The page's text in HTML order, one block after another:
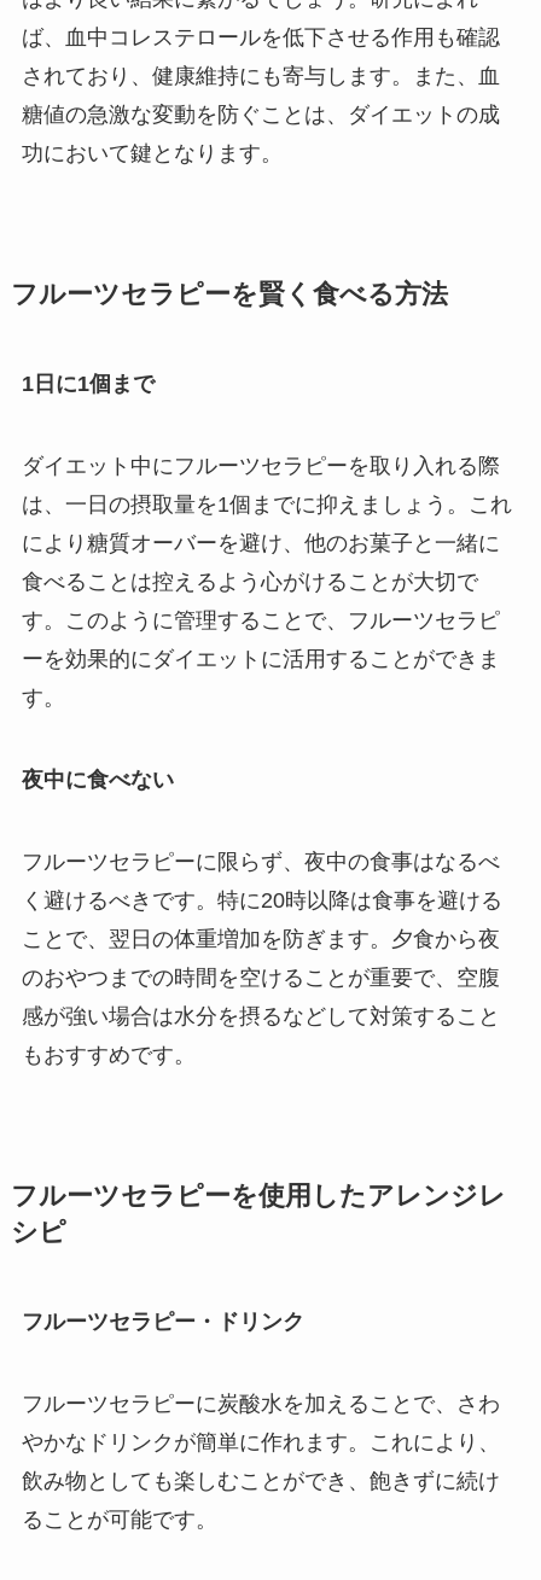
ば、血中コレステロールを低下させる作用も確認
されており、健康維持にも寄与します。また、血
糖値の急激な変動を防ぐことは、ダイエットの成
功において鍵となります。
フルーツセラピーを賢く食べる方法
1日に1個まで
ダイエット中にフルーツセラピーを取り入れる際
は、一日の摂取量を1個までに抑えましょう。これ
により糖質オーバーを避け、他のお菓子と一緒に
食べることは控えるよう心がけることが大切で
す。このように管理することで、フルーツセラピ
ーを効果的にダイエットに活用することができま
す。
夜中に食べない
フルーツセラピーに限らず、夜中の食事はなるべ
く避けるべきです。特に20時以降は食事を避ける
ことで、翌日の体重増加を防ぎます。夕食から夜
のおやつまでの時間を空けることが重要で、空腹
感が強い場合は水分を摂るなどして対策すること
もおすすめです。
フルーツセラピーを使用したアレンジレ
シピ
フルーツセラピー・ドリンク
フルーツセラピーに炭酸水を加えることで、さわ
やかなドリンクが簡単に作れます。これにより、
飲み物としても楽しむことができ、飽きずに続け
ることが可能です。